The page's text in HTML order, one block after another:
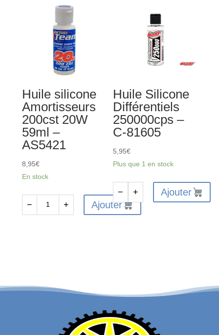
Amortisseurs
Huile silicone
Amortisseurs
200cst 20W
59ml –
AS5421
8,95€
En stock
20W
− + Ajouter
Huile Silicone
Différentiels
250000cps –
C-81605
5,95€
Plus que 1 en stock
de
81605
− + Ajouter